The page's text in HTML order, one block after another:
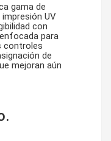
gama de
UV
con
para
controles
de
mejoran aún